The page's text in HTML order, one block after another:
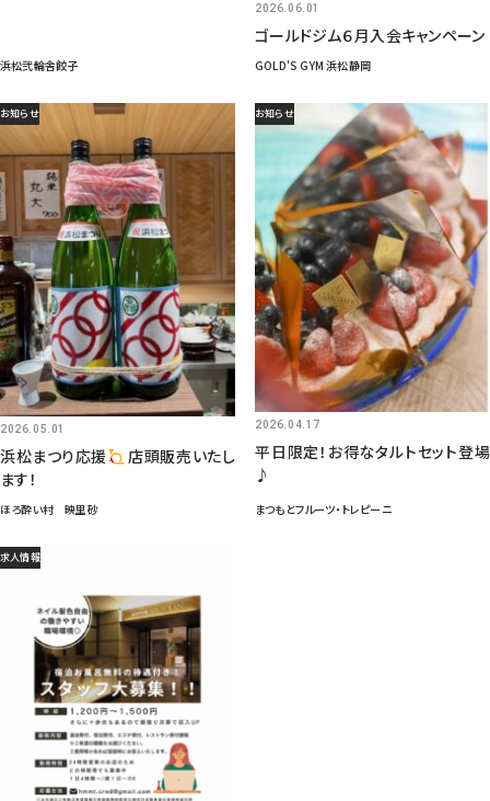
浜松弐輪舎餃子
2026.06.01
ゴールドジム６月入会キャンペーン
GOLD'S GYM 浜松静岡
お知らせ
2026.05.01
浜松まつり応援
店頭販売いたし
ます！
ほろ酔い村 映里砂
お知らせ
2026.04.17
平日限定！お得なタルトセット登場
♪
まつもとフルーツ・トレピーニ
求人情報